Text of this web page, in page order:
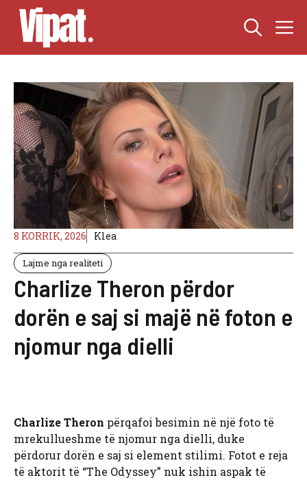
Skip
content
8 KORRIK, 2026 Klea
Lajme nga realiteti
Charlize Theron përdor
dorën e saj si majë në foton e
njomur nga dielli
Charlize Theron përqafoi besimin në një foto të
mrekullueshme të njomur nga dielli, duke
përdorur dorën e saj si element stilimi. Fotot e reja
të aktorit të “The Odyssey” nuk ishin aspak të